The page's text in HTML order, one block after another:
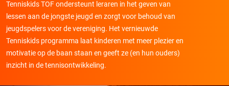
Tenniskids TOF ondersteunt leraren in het geven van
lessen aan de jongste jeugd en zorgt voor behoud van
jeugdspelers voor de vereniging. Het vernieuwde
Tenniskids programma laat kinderen met meer plezier en
motivatie op de baan staan en geeft ze (en hun ouders)
inzicht in de tennisontwikkeling.